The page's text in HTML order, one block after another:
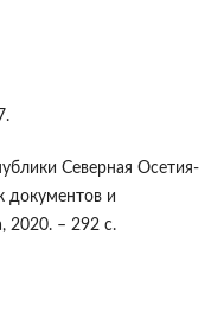
Северная Осетия-
документов и
2020. – 292 с.